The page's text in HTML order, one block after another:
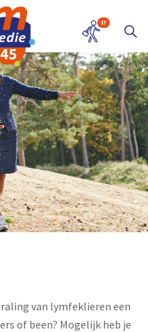
17
van lymfeklieren een
of been? Mogelijk heb je